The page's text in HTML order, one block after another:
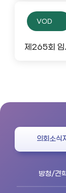
VOD
제265회 임
의회소식
방청/견